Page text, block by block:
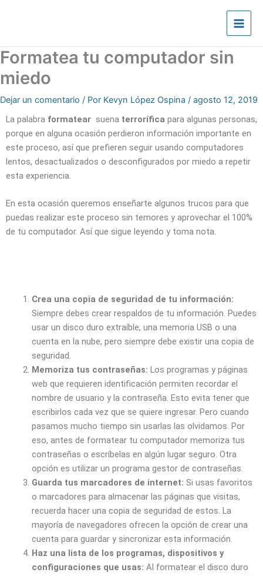
Formatea tu computador sin
miedo
Dejar un comentario / Por Kevyn López Ospina / agosto 12, 2019
La palabra formatear suena terrorífica para algunas personas,
porque en alguna ocasión perdieron información importante en
este proceso, así que prefieren seguir usando computadores
lentos, desactualizados o desconfigurados por miedo a repetir
esta experiencia.
En esta ocasión queremos enseñarte algunos trucos para que
puedas realizar este proceso sin temores y aprovechar el 100%
de tu computador. Así que sigue leyendo y toma nota.
Crea una copia de seguridad de tu información:
Siempre debes crear respaldos de tu información. Puedes
usar un disco duro extraíble, una memoria USB o una
cuenta en la nube, pero siempre debe existir una copia de
seguridad.
Memoriza tus contraseñas: Los programas y páginas
web que requieren identificación permiten recordar el
nombre de usuario y la contraseña. Esto evita tener que
escribirlos cada vez que se quiere ingresar. Pero cuando
pasamos mucho tiempo sin usarlas las olvidamos. Por
eso, antes de formatear tu computador memoriza tus
contraseñas o escríbelas en algún lugar seguro. Otra
opción es utilizar un programa gestor de contraseñas.
Guarda tus marcadores de internet: Si usas favoritos
o marcadores para almacenar las páginas que visitas,
recuerda hacer una copia de seguridad de estos. La
mayoría de navegadores ofrecen la opción de crear una
cuenta para guardar y sincronizar esta información.
Haz una lista de los programas, dispositivos y
configuraciones que usas: Al formatear el disco duro